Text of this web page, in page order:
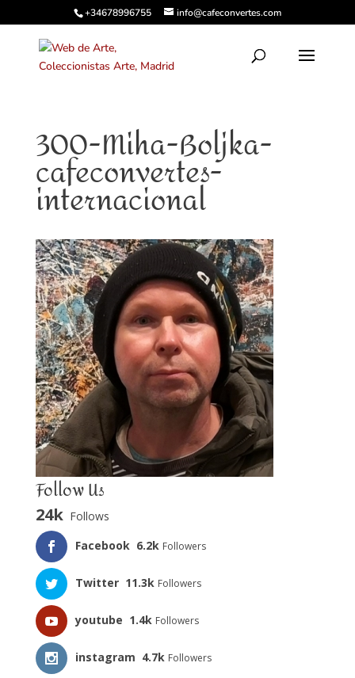
+34678996755 info@cafeconvertes.com
300-Miha-Boljka-
cafeconvertes-
internacional
Follow Us
24k Follows
Facebook 6.2k Followers
Twitter 11.3k Followers
youtube 1.4k Followers
instagram 4.7k Followers